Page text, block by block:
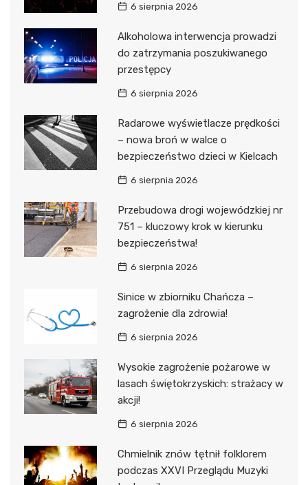
6 sierpnia 2026
Alkoholowa interwencja prowadzi
do zatrzymania poszukiwanego
przestępcy
6 sierpnia 2026
Radarowe wyświetlacze prędkości
– nowa broń w walce o
bezpieczeństwo dzieci w Kielcach
6 sierpnia 2026
Przebudowa drogi wojewódzkiej nr
751 – kluczowy krok w kierunku
bezpieczeństwa!
6 sierpnia 2026
Sinice w zbiorniku Chańcza –
zagrożenie dla zdrowia!
6 sierpnia 2026
Wysokie zagrożenie pożarowe w
lasach świętokrzyskich: strażacy w
akcji!
6 sierpnia 2026
Chmielnik znów tętnił folklorem
podczas XXVI Przeglądu Muzyki